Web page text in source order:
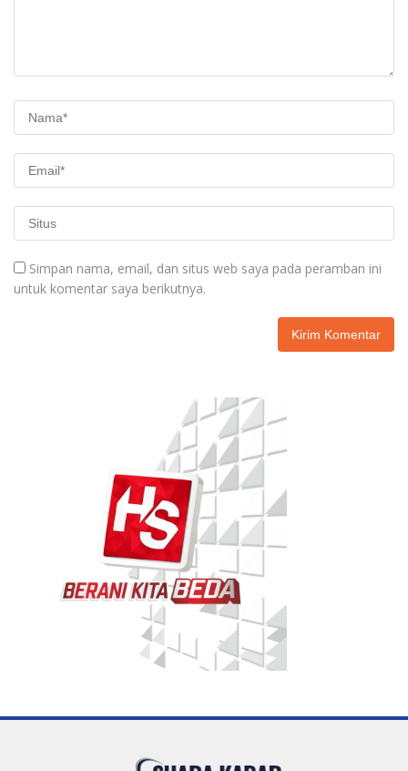
Simpan nama, email, dan situs web saya pada peramban ini
untuk komentar saya berikutnya.